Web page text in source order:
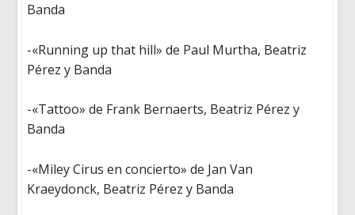
Banda
-«Running up that hill» de Paul Murtha, Beatriz
Pérez y Banda
-«Tattoo» de Frank Bernaerts, Beatriz Pérez y
Banda
-«Miley Cirusen concierto» de Jan Van
Kraeydonck, Beatriz Pérez y Banda